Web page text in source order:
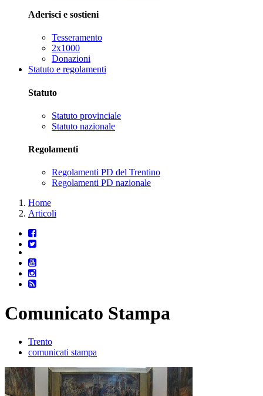
Aderisci e sostieni
Tesseramento
2x1000
Donazioni
Statuto e regolamenti
Statuto
Statuto provinciale
Statuto nazionale
Regolamenti
Regolamenti PD del Trentino
Regolamenti PD nazionale
Home
Articoli
Comunicato Stampa
Trento
comunicati stampa